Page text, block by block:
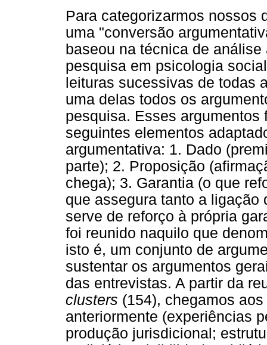
Para categorizarmos nossos
uma "conversão
baseou na técnica de
pesquisa em psicologia
leituras sucessivas de todas
uma delas todos os
pesquisa. Esses argumentos
seguintes elementos
argumentativa: 1. Dado
parte); 2. Proposição
chega); 3. Garantia (o que
que assegura tanto a ligação
serve de reforço à própria
foi reunido naquilo que
isto é, um conjunto de
sustentar os argumentos
das entrevistas. A partir da
clusters (154), chegamos
anteriormente (experiências
produção jurisdicional;